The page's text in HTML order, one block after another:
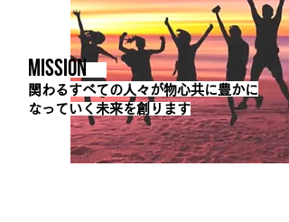
MISSION
関わるすべての人々が物心共に豊かに
なっていく未来を創ります